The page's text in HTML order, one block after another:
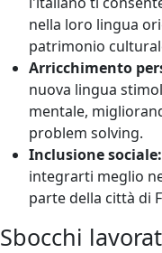
nella loro lingua
patrimonio
Arricchimento
nuova lingua
mentale,
problem solving.
Inclusione sociale:
integrarti meglio
parte della città di
Sbocchi